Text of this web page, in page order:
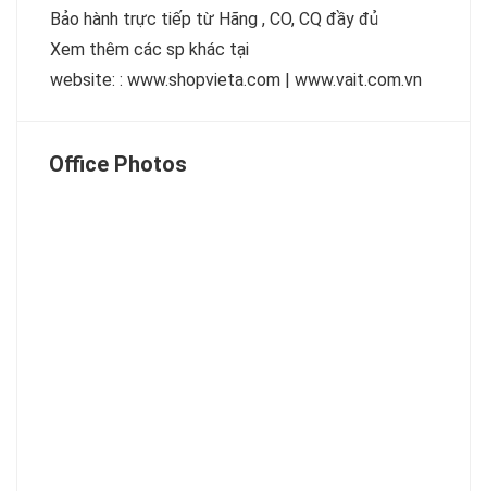
Bảo hành trực tiếp từ Hãng , CO, CQ đầy đủ
Xem thêm các sp khác tại
website: : www.shopvieta.com | www.vait.com.vn
Office Photos